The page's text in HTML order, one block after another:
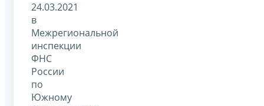
24.03.2021
в
Межрегиональной
инспекции
ФНС
России
по
Южному